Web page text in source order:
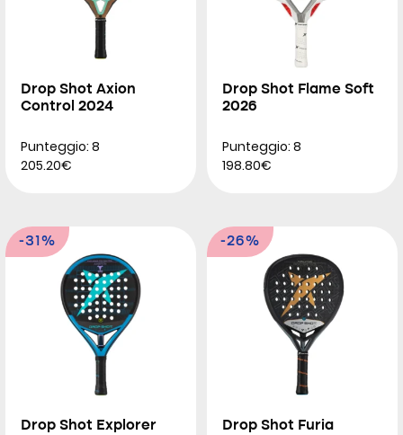
Drop Shot Axion
Control 2024
Punteggio: 8
205.20€
Drop Shot Flame Soft
2026
Punteggio: 8
198.80€
-31%
Drop Shot Explorer
-26%
Drop Shot Furia